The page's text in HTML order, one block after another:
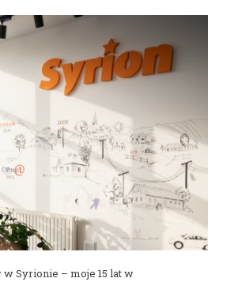
w Syrionie – moje 15 lat w